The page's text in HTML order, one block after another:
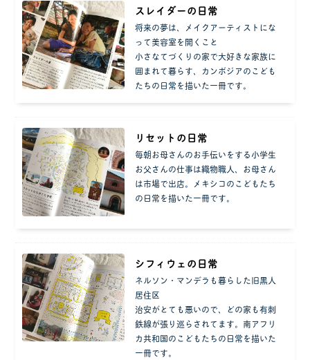
スレイダーの日常
将来の夢は、メイクアーティストにな
って美容室を開くこと
小さなてづくりの家で大好きな家族に
囲まれて暮らす、カンボジアのこども
たちの日常を描いた一冊です。
リセットの日常
毎朝お母さんのお手伝いをする小学生
お父さんの仕事は織物職人、お母さん
は市場で出店。メキシコのこどもたち
の日常を描いた一冊です。
シフィウェの日常
ネルソン・マンデラも暮らした旧黒人
居住区
治安がとても悪いので、どの家も有刺
鉄線が張り巡らされてます。南アフリ
カ共和国のこどもたちの日常を描いた
一冊です。